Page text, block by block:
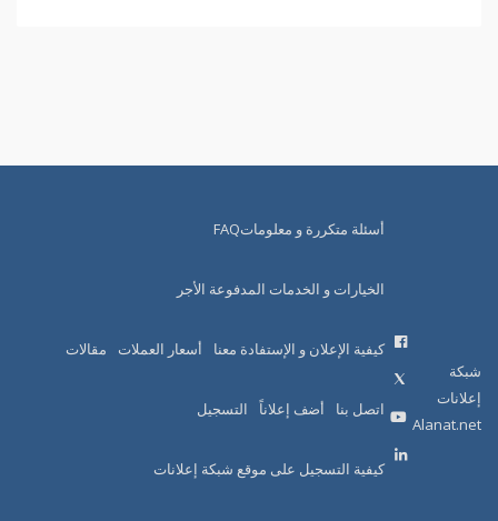
شبكة
إعلانات
Alanat.net
أسئلة متكررة و معلوماتFAQ
الخيارات و الخدمات المدفوعة الأجر
كيفية الإعلان و الإستفادة معنا أسعار العملات مقالات
اتصل بنا أضف إعلاناً التسجيل
كيفية التسجيل على موقع شبكة إعلانات